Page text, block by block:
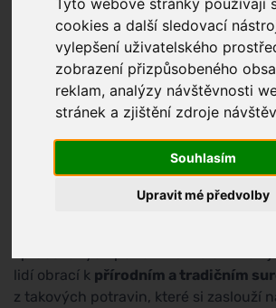
cookies a další sledovací
vylepšení uživatelského
zobrazení přizpůsobeného
reklam, analýzy návštěvnosti
stránek a zjištění zdroje
Souhlasím
Upravit mé předvolby
lidí obrací k přírodním a tradičním
z takových potravin, které si zaslouží